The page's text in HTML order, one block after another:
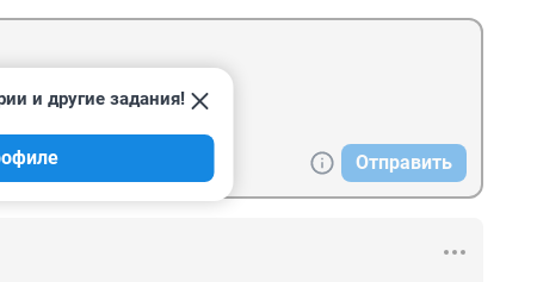
Отправить
и другие задания!